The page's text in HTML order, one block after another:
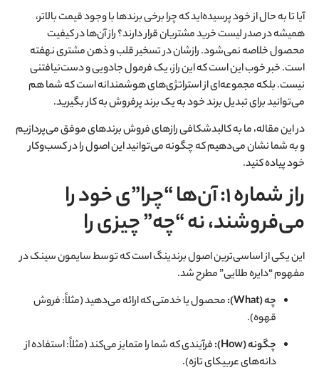
آیا تا به حال از خود پرسیده‌اید که چرا برخی برندها با وجود قیمت بالاتر،
همیشه در صدر لیست خرید مشتریان قرار دارند؟ راز آن‌ها در کیفیت
محصول خلاصه نمی‌شود. رازشان در تسخیر قلب و ذهن مشتری نهفته
است. خبر خوب این است که این راز، یک فرمول جادویی و دست‌نیافتنی
نیست. بلکه مجموعه‌ای از استراتژی‌های هوشمندانه است که شما هم
می‌توانید برای تبدیل برند خود به یک برند پرفروش به کار بگیرید.
در این مقاله، ما به کالبدشکافی رازهای فروش برندهای موفق می‌پردازیم
و به شما نشان می‌دهیم که چگونه می‌توانید این اصول را در کسب‌وکار
خود پیاده کنید.
راز شماره ۱: آن‌ها “چرا”ی خود را
می‌فروشند، نه “چه” چیزی را
این یکی از اساسی‌ترین اصول برندینگ است که توسط سایمون سینک در
مفهوم “دایره طلایی” مطرح شد.
چه (What):
محصول یا خدمتی که ارائه می‌دهید (مثلاً: فروش
قهوه).
چگونه (How):
فرآیندی که شما را متمایز می‌کند (مثلاً: استفاده از
دانه‌های عربیکای تازه).